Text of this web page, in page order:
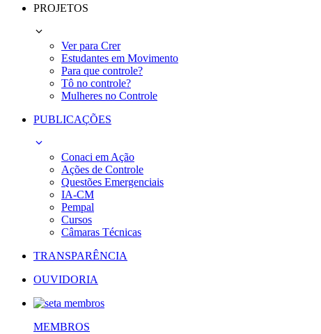
PROJETOS
Ver para Crer
Estudantes em Movimento
Para que controle?
Tô no controle?
Mulheres no Controle
PUBLICAÇÕES
Conaci em Ação
Ações de Controle
Questões Emergenciais
IA-CM
Pempal
Cursos
Câmaras Técnicas
TRANSPARÊNCIA
OUVIDORIA
MEMBROS